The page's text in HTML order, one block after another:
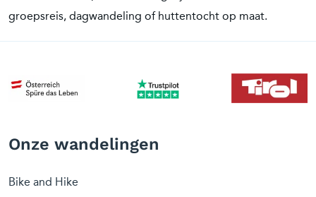
groepsreis, dagwandeling of huttentocht op maat.
Onze wandelingen
Bike and Hike